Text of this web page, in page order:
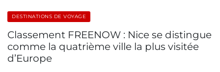
DESTINATIONS DE VOYAGE
Classement FREENOW : Nice se distingue
comme la quatrième ville la plus visitée
d’Europe